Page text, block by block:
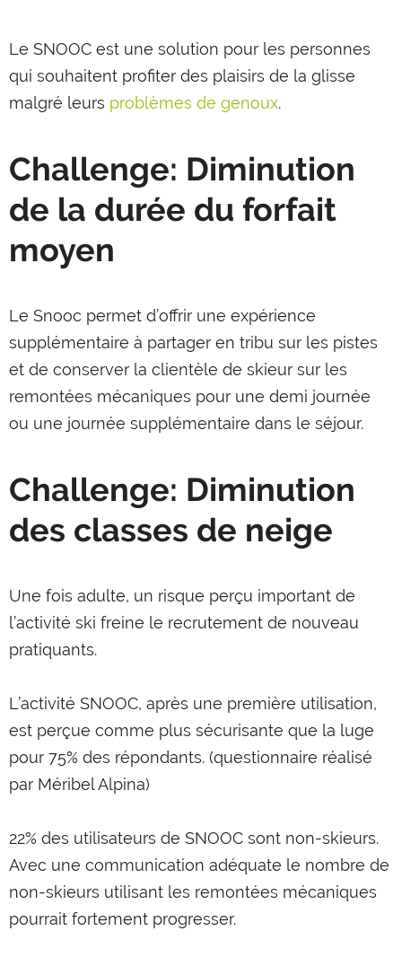
Le SNOOC est une solution pour les personnes
qui souhaitent profiter des plaisirs de la glisse
malgré leurs problèmes de genoux.
Challenge: Diminution
de la durée du forfait
moyen
Le Snooc permet d’offrir une expérience
supplémentaire à partager en tribu sur les pistes
et de conserver la clientèle de skieur sur les
remontées mécaniques pour une demi journée
ou une journée supplémentaire dans le séjour.
Challenge: Diminution
des classes de neige
Une fois adulte, un risque perçu important de
l’activité ski freine le recrutement de nouveau
pratiquants.
L’activité SNOOC, après une première utilisation,
est perçue comme plus sécurisante que la luge
pour 75% des répondants. (questionnaire réalisé
par Méribel Alpina)
22% des utilisateurs de SNOOC sont non-skieurs.
Avec une communication adéquate le nombre de
non-skieurs utilisant les remontées mécaniques
pourrait fortement progresser.